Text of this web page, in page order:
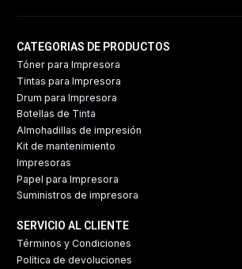
CATEGORIAS DE PRODUCTOS
Tóner para Impresora
Tintas para Impresora
Drum para Impresora
Botellas de Tinta
Almohadillas de impresión
Kit de mantenimiento
Impresoras
Papel para Impresora
Suministros de impresora
SERVICIO AL CLIENTE
Términos y Condiciones
Política de devoluciones